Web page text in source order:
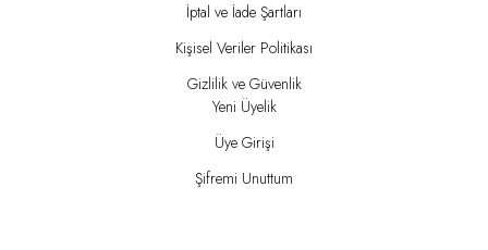
İptal ve İade Şartları
Kişisel Veriler Politikası
Gizlilik ve Güvenlik
Yeni Üyelik
Üye Girişi
Şifremi Unuttum